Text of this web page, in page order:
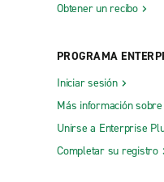
Obtener un recibo
PROGRAMA
Iniciar sesión
Más información
Unirse a Enterprise
Completar su registro